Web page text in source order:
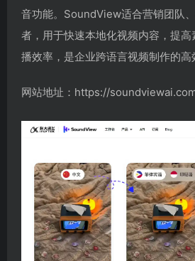
音功能。SoundView适合营销团队
者，用于快速本地化视频内容，提
播效率，是企业跨语言视频制作的高
网站地址：https://